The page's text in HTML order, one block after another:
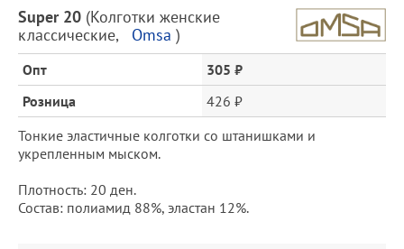
Описание
товара
и
цена
Super 20 (Колготки женские
классические, Omsa )
Опт
305 ₽
Розница
426 ₽
Тонкие эластичные колготки со штанишками и
укрепленным мыском.
Плотность: 20 ден.
Состав: полиамид 88%, эластан 12%.